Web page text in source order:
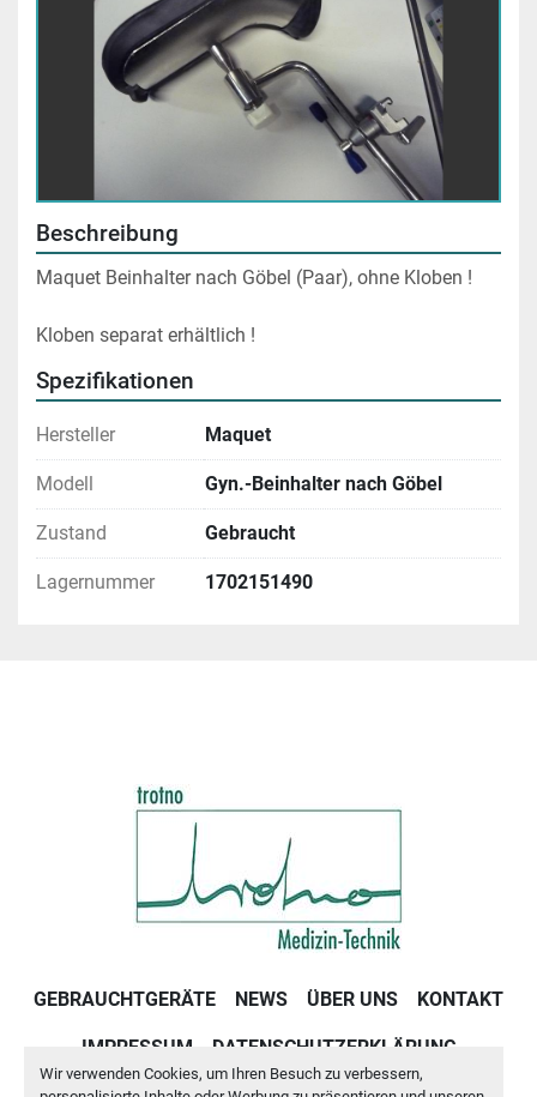
Wir verwenden Cookies, um Ihren Besuch zu verbessern,
Beschreibung
Maquet Beinhalter nach Göbel (Paar), ohne Kloben !
Kloben separat erhältlich !
Spezifikationen
Hersteller Maquet
Modell Gyn.-Beinhalter nach Göbel
Zustand Gebraucht
Lagernummer 1702151490
GEBRAUCHTGERÄTE NEWS ÜBER UNS KONTAKT
IMPRESSUM DATENSCHUTZERKLÄRUNG